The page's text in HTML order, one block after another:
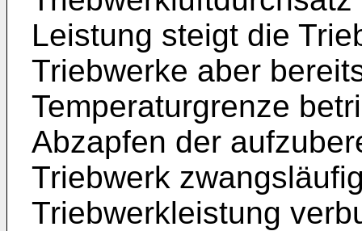
Leistung steigt die
Triebwerke aber
Temperaturgrenze
Abzapfen der
Triebwerk
Triebwerkleistung